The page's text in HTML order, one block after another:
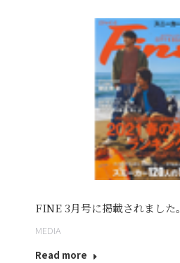
FINE 3月号に掲載されました。
MEDIA
Read more